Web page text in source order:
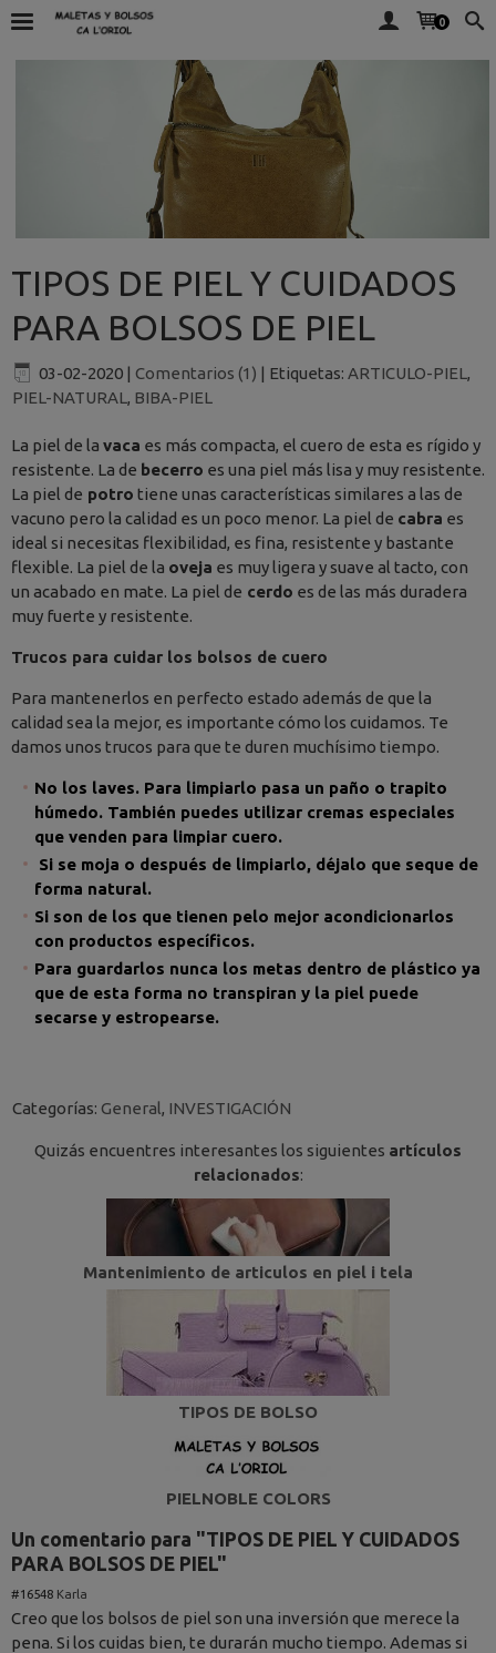
0
TIPOS DE PIEL Y CUIDADOS
PARA BOLSOS DE PIEL
03-02-2020 | Comentarios (1) | Etiquetas: ARTICULO-PIEL ,
PIEL-NATURAL , BIBA-PIEL
La piel de la vaca es más compacta, el cuero de esta es rígido y
resistente. La de becerro es una piel más lisa y muy resistente.
La piel de potro tiene unas características similares a las de
vacuno pero la calidad es un poco menor. La piel de cabra es
ideal si necesitas flexibilidad, es fina, resistente y bastante
flexible. La piel de la oveja es muy ligera y suave al tacto, con
un acabado en mate. La piel de cerdo es de las más duradera
muy fuerte y resistente.
Trucos para cuidar los bolsos de cuero
Para mantenerlos en perfecto estado además de que la
calidad sea la mejor, es importante cómo los cuidamos. Te
damos unos trucos para que te duren muchísimo tiempo.
No los laves. Para limpiarlo pasa un paño o trapito
húmedo. También puedes utilizar cremas especiales
que venden para limpiar cuero.
Si se moja o después de limpiarlo, déjalo que seque de
forma natural.
Si son de los que tienen pelo mejor acondicionarlos
con productos específicos.
Para guardarlos nunca los metas dentro de plástico ya
que de esta forma no transpiran y la piel puede
secarse y estropearse.
Categorías: General, INVESTIGACIÓN
Quizás encuentres interesantes los siguientes artículos
relacionados:
Mantenimiento de articulos en piel i tela
TIPOS DE BOLSO
PIELNOBLE COLORS
Un comentario para "TIPOS DE PIEL Y CUIDADOS
PARA BOLSOS DE PIEL"
#16548 Karla
Creo que los bolsos de piel son una inversión que merece la
pena. Si los cuidas bien, te durarán mucho tiempo. Ademas si